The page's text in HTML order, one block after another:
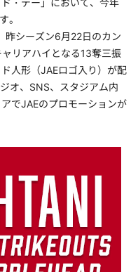
・デー」において、今年
。
シーズン6月22日のカン
リアハイとなる13奪三振
人形（JAEロゴ入り）が配
オ、SNS、スタジアム内
でJAEのプロモーションが